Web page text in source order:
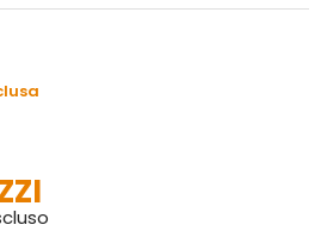
alluminio anodizzato e
infissi “a inglesina”;  per il vetro
rugose o irregolari.